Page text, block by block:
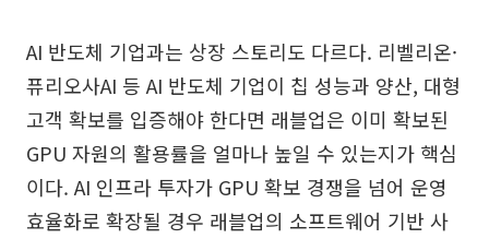
AI 반도체 기업과는 상장 스토리도 다르다. 리벨리온·
퓨리오사AI 등 AI 반도체 기업이 칩 성능과 양산, 대형
고객 확보를 입증해야 한다면 래블업은 이미 확보된
GPU 자원의 활용률을 얼마나 높일 수 있는지가 핵심
이다. AI 인프라 투자가 GPU 확보 경쟁을 넘어 운영
효율화로 확장될 경우 래블업의 소프트웨어 기반 사